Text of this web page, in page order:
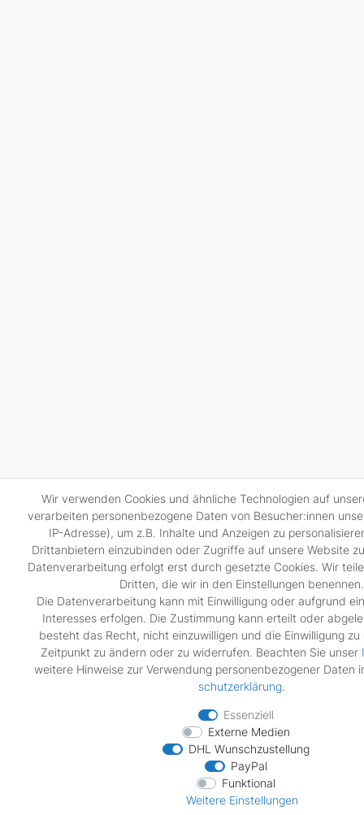
Wir verwenden Cookies und ähnliche Technologien auf
verarbeiten personenbezogene Daten von Besucher:innen
IP-Adresse), um z.B. Inhalte und Anzeigen zu
Drittanbietern einzubinden oder Zugriffe auf unsere Website
Datenverarbeitung erfolgt erst durch gesetzte Cookies. Wir
Dritten, die wir in den Einstellungen benennen.
Die Datenverarbeitung kann mit Einwilligung oder aufgrund
Interesses erfolgen. Die Zustimmung kann erteilt oder
besteht das Recht, nicht einzuwilligen und die Einwilligung zu
Zeitpunkt zu ändern oder zu widerrufen. Beachten Sie unser
weitere Hinweise zur Verwendung personenbezogener Daten
schutz­erklärung.
Essenziell
Externe Medien
DHL Wunschzustellung
PayPal
Funktional
Weitere Einstellungen